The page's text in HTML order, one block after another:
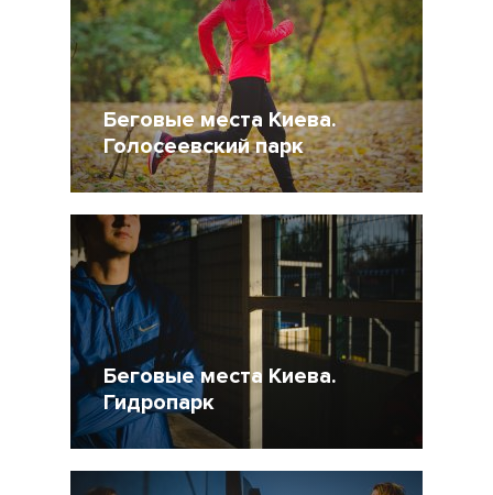
Беговые места Киева.
Голосеевский парк
Беговые места Киева.
Гидропарк